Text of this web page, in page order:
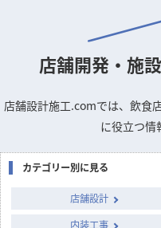
国や自治体が実施する補